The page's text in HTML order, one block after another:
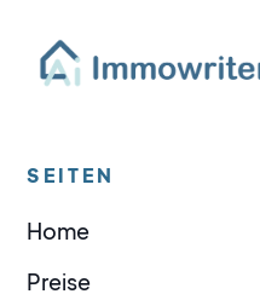
SEITEN
Home
Preise